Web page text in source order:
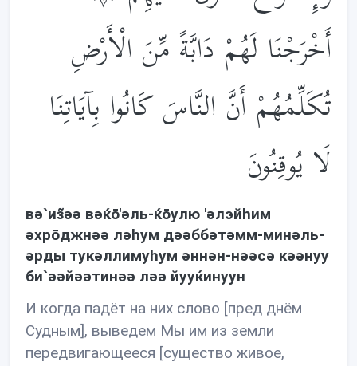
أَخْرَجْنَا لَهُمْ دَابَّةً مِّنَ الْأَرْضِ
تُكَلِّمُهُمْ أَنَّ النَّاسَ كَانُوا بِآيَاتِنَا
لَا يُوقِنُونَ
вə`из̃əə вəќō'əль-ќōулю 'əлэйhим
əхрōджнəə лəhум дəəббəтəмм-минəль-
əрды тукəллимуhум əннəн-нəəсə кəəнуу
би`əəйəəтинəə лəə йууќинуун
И когда падёт на них слово [пред днём
Судным], выведем Мы им из земли
передвигающееся [существо живое,